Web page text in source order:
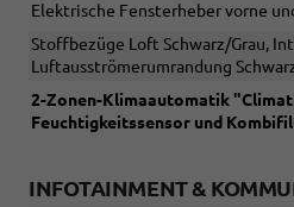
Elektrische Fensterheber vorne
Stoffbezüge Loft Schwarz/Grau,
Luftausströmerumrandung
2-Zonen-Klimaautomatik
Feuchtigkeitssensor und
INFOTAINMENT &